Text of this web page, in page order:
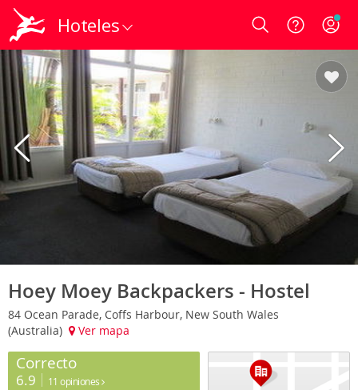
Hoteles Login
Hoey Moey Backpackers - Hostel
84 Ocean Parade, Coffs Harbour, New South Wales
(Australia)
Ver mapa
Correcto
6.9 11 opiniones